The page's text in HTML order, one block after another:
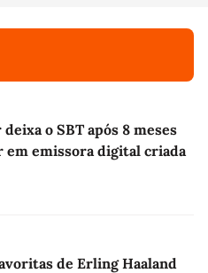
o SBT após 8 meses
em emissora digital criada
de Erling Haaland